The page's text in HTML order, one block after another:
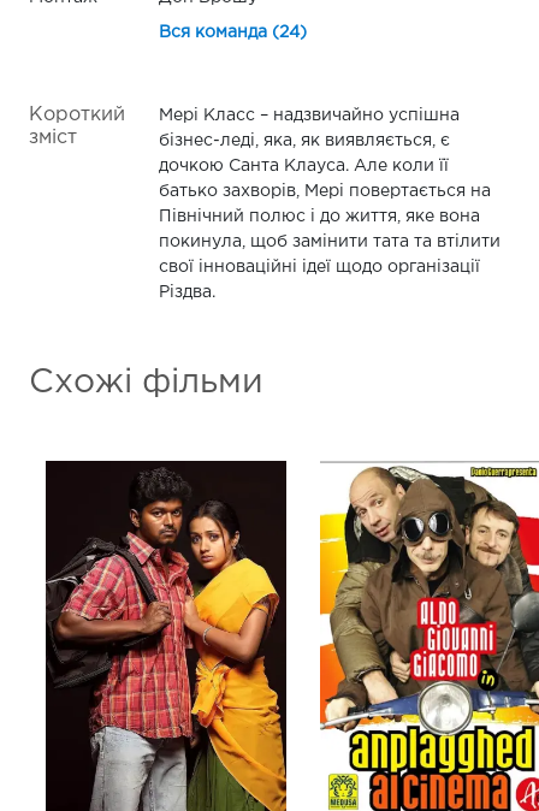
Вся команда (24)
Короткий
зміст
Мері Класс – надзвичайно успішна
бізнес-леді, яка, як виявляється, є
дочкою Санта Клауса. Але коли її
батько захворів, Мері повертається на
Північний полюс і до життя, яке вона
покинула, щоб замінити тата та втілити
свої інноваційні ідеї щодо організації
Різдва.
Схожі фільми